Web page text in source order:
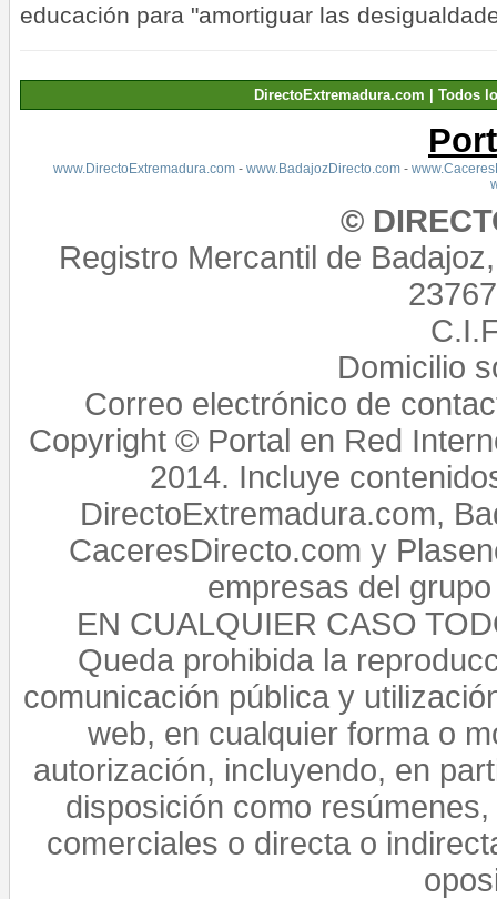
educación para "amortiguar las
DirectoExtremadura.com | Todos
www.DirectoExtremadura.com- www.BadajozDirecto.com-
©
Registro Mercantil de
Domicilio
Correo electrónico de
Copyright © Portal en Red
2014. Incluye
DirectoExtremadura.com,
CaceresDirecto.com y
empresas del
EN CUALQUIER CASO
Queda prohibida la
comunicación pública y
web, en cualquier forma o
autorización, incluyendo, en
disposición como
comerciales o directa o